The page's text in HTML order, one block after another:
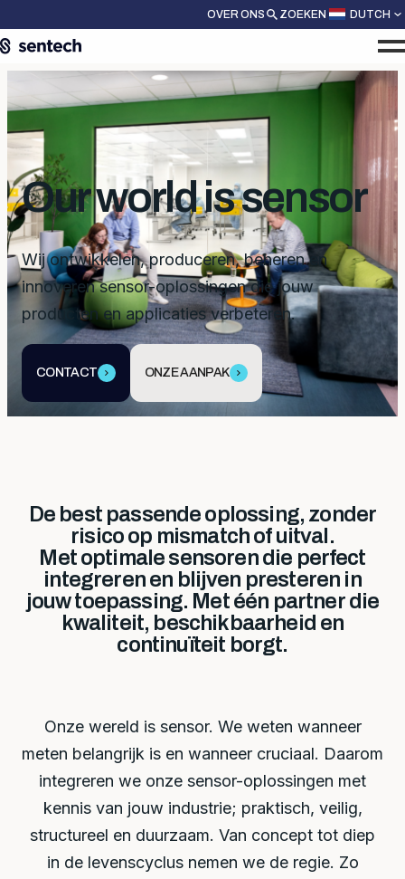
OVER ONS ZOEKEN DUTCH
Our world is sensor
Wij ontwikkelen, produceren, beheren en
innoveren sensor-oplossingen die jouw
producten en applicaties verbeteren.
CONTACT ONZE AANPAK
De best passende oplossing, zonder
risico op mismatch of uitval.
Met optimale sensoren die perfect
integreren en blijven presteren in
jouw toepassing. Met één partner die
kwaliteit, beschikbaarheid en
continuïteit borgt.
Onze wereld is sensor. We weten wanneer
meten belangrijk is en wanneer cruciaal. Daarom
integreren we onze sensor-oplossingen met
kennis van jouw industrie; praktisch, veilig,
structureel en duurzaam. Van concept tot diep
in de levenscyclus nemen we de regie. Zo